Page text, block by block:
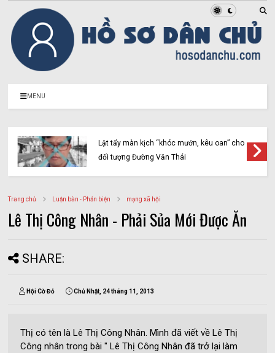
MENU
Lật tẩy màn kịch “khóc mướn, kêu oan” cho
đối tượng Đường Văn Thái
Trang chủ Luận bàn - Phản biện mạng xã hội
Lê Thị Công Nhân - Phải Sủa Mới Được Ăn
SHARE:
Hội Cờ Đỏ Chủ Nhật, 24 tháng 11, 2013
Thị có tên là Lê Thị Công Nhân. Mình đã viết về Lê Thị
Công nhân trong bài " Lê Thị Công Nhân đã trở lại làm